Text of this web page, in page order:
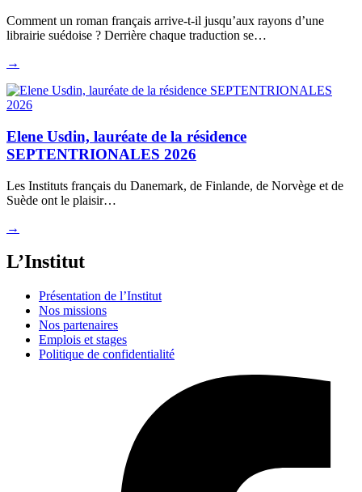
Comment un roman français arrive-t-il jusqu’aux rayons d’une
librairie suédoise ? Derrière chaque traduction se…
→
Elene Usdin, lauréate de la résidence
SEPTENTRIONALES 2026
Les Instituts français du Danemark, de Finlande, de Norvège et de
Suède ont le plaisir…
→
L’Institut
Présentation de l’Institut
Nos missions
Nos partenaires
Emplois et stages
Politique de confidentialité